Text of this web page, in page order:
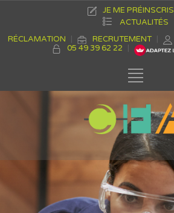
JE ME PRÉINSCRIS
ACTUALITÉS
RÉCLAMATION
RECRUTEMENT
05 49 39 62 22